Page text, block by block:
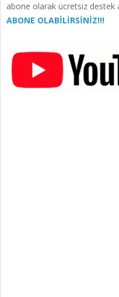
abone olarak ücretsiz destek
ABONE OLABİLİRSİNİZ!!!